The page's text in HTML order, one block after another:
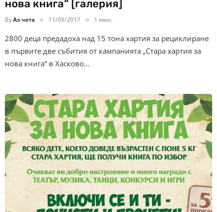
нова книга“ [галерия]
ByАз чета 11/09/2017 1 мин.
2800 деца предадоха над 15 тона хартия за рециклиране
в първите две събития от кампанията „Стара хартия за
нова книга“ в Хасково…